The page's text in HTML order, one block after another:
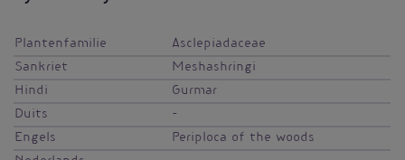
Plantenfamilie
Asclepiadaceae
Sankriet
Meshashringi
Hindi
Gurmar
Duits
-
Engels
Periploca of the woods